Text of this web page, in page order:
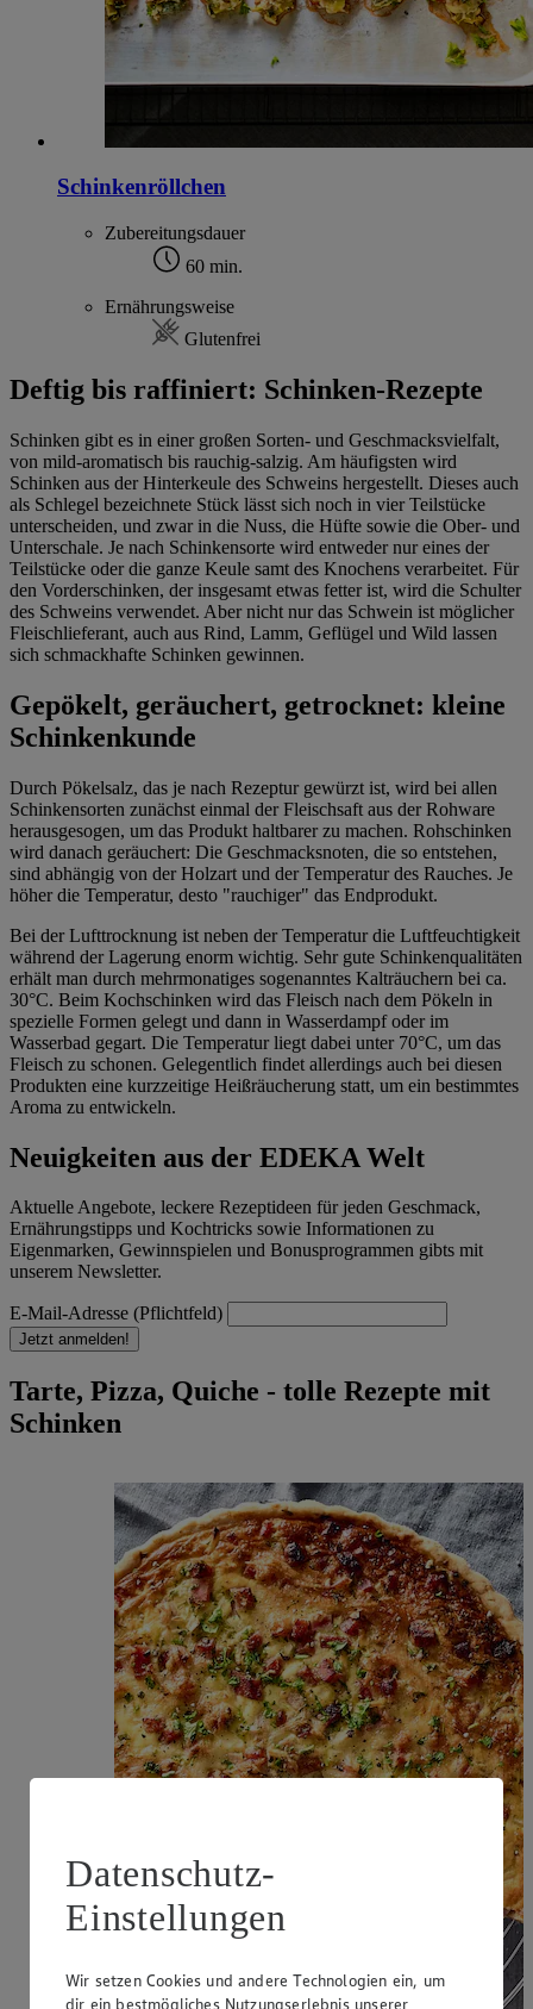
Schinkenröllchen
Zubereitungsdauer
60 min.
Ernährungsweise
Glutenfrei
Deftig bis raffiniert: Schinken-Rezepte
Schinken gibt es in einer großen Sorten- und Geschmacksvielfalt,
von mild-aromatisch bis rauchig-salzig. Am häufigsten wird
Schinken aus der Hinterkeule des Schweins hergestellt. Dieses auch
als Schlegel bezeichnete Stück lässt sich noch in vier Teilstücke
unterscheiden, und zwar in die Nuss, die Hüfte sowie die Ober- und
Unterschale. Je nach Schinkensorte wird entweder nur eines der
Teilstücke oder die ganze Keule samt des Knochens verarbeitet. Für
den Vorderschinken, der insgesamt etwas fetter ist, wird die Schulter
des Schweins verwendet. Aber nicht nur das Schwein ist möglicher
Fleischlieferant, auch aus Rind, Lamm, Geflügel und Wild lassen
sich schmackhafte Schinken gewinnen.
Gepökelt, geräuchert, getrocknet: kleine
Schinkenkunde
Durch Pökelsalz, das je nach Rezeptur gewürzt ist, wird bei allen
Schinkensorten zunächst einmal der Fleischsaft aus der Rohware
herausgesogen, um das Produkt haltbarer zu machen. Rohschinken
wird danach geräuchert: Die Geschmacksnoten, die so entstehen,
sind abhängig von der Holzart und der Temperatur des Rauches. Je
höher die Temperatur, desto "rauchiger" das Endprodukt.
Bei der Lufttrocknung ist neben der Temperatur die Luftfeuchtigkeit
während der Lagerung enorm wichtig. Sehr gute Schinkenqualitäten
erhält man durch mehrmonatiges sogenanntes Kalträuchern bei ca.
30°C. Beim Kochschinken wird das Fleisch nach dem Pökeln in
spezielle Formen gelegt und dann in Wasserdampf oder im
Wasserbad gegart. Die Temperatur liegt dabei unter 70°C, um das
Fleisch zu schonen. Gelegentlich findet allerdings auch bei diesen
Produkten eine kurzzeitige Heißräucherung statt, um ein bestimmtes
Aroma zu entwickeln.
Neuigkeiten aus der EDEKA Welt
Aktuelle Angebote, leckere Rezeptideen für jeden Geschmack,
Ernährungstipps und Kochtricks sowie Informationen zu
Eigenmarken, Gewinnspielen und Bonusprogrammen gibts mit
unserem Newsletter.
E-Mail-Adresse (Pflichtfeld)
Jetzt anmelden!
Tarte, Pizza, Quiche - tolle Rezepte mit
Schinken
Datenschutz-
Einstellungen
Wir setzen Cookies und andere Technologien ein, um
dir ein bestmögliches Nutzungserlebnis unserer